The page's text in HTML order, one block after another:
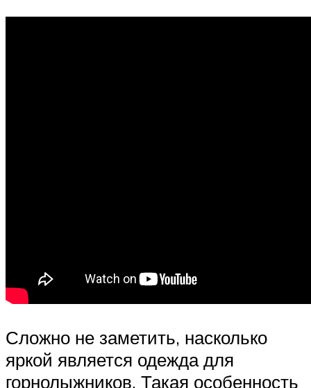
Сложно не заметить, насколько
яркой является одежда для
горнолыжников. Такая особенность